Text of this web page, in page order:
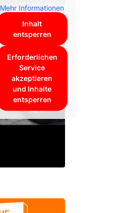
Mehr Informationen
Inhalt
entsperren
Erforderlichen
Service
akzeptieren
und Inhalte
entsperren